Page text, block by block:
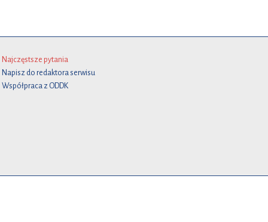
Najczęstsze pytania
Napisz do redaktora serwisu
Współpraca z ODDK